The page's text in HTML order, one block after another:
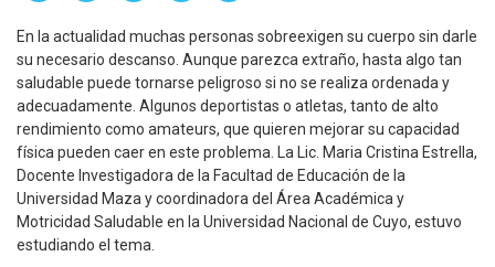
En la actualidad muchas personas sobreexigen su cuerpo sin darle
su necesario descanso. Aunque parezca extraño, hasta algo tan
saludable puede tornarse peligroso si no se realiza ordenada y
adecuadamente. Algunos deportistas o atletas, tanto de alto
rendimiento como amateurs, que quieren mejorar su capacidad
física pueden caer en este problema. La Lic. Maria Cristina Estrella,
Docente Investigadora de la Facultad de Educación de la
Universidad Maza y coordinadora del Área Académica y
Motricidad Saludable en la Universidad Nacional de Cuyo, estuvo
estudiando el tema.